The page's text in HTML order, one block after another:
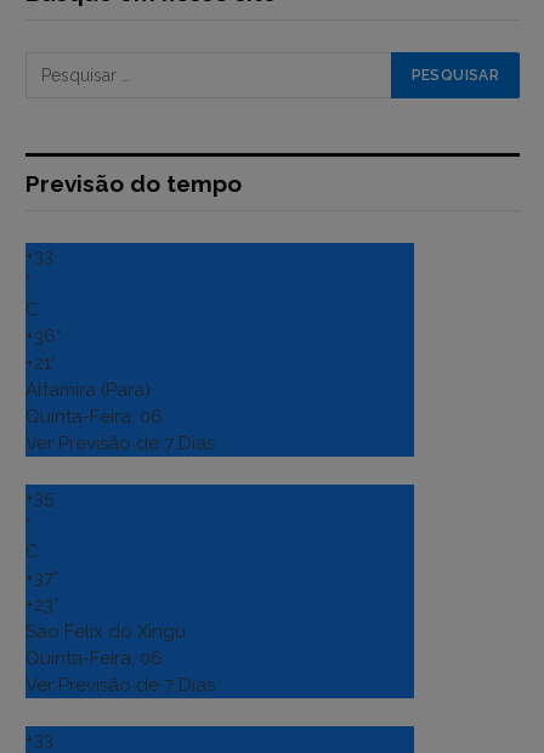
Previsão do tempo
+33
°
C
+36°
+21°
Altamira (Para)
Quinta-Feira, 06
Ver Previsão de 7 Dias
+35
°
C
+37°
+23°
Sao Felix do Xingu
Quinta-Feira, 06
Ver Previsão de 7 Dias
+33